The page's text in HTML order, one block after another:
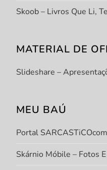
Skoob – Livros Que Li,
MATERIAL DE
Slideshare –
MEU BAÚ
Portal
Skárnio Móbile – Fotos